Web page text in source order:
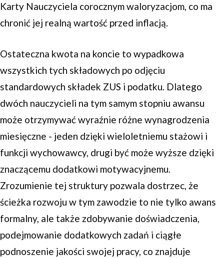
Karty Nauczyciela corocznym waloryzacjom, co ma
chronić jej realną wartość przed inflacją.
Ostateczna kwota na koncie to wypadkowa
wszystkich tych składowych po odjęciu
standardowych składek ZUS i podatku. Dlatego
dwóch nauczycieli na tym samym stopniu awansu
może otrzymywać wyraźnie różne wynagrodzenia
miesięczne - jeden dzięki wieloletniemu stażowi i
funkcji wychowawcy, drugi być może wyższe dzięki
znaczącemu dodatkowi motywacyjnemu.
Zrozumienie tej struktury pozwala dostrzec, że
ścieżka rozwoju w tym zawodzie to nie tylko awans
formalny, ale także zdobywanie doświadczenia,
podejmowanie dodatkowych zadań i ciągłe
podnoszenie jakości swojej pracy, co znajduje